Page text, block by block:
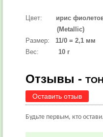
Цвет:
ирис
(Metallic)
Размер:
11/0 = 2,1 мм
Вес:
10 г
Отзывы -
Оставить отзыв
Будьте первым, кто